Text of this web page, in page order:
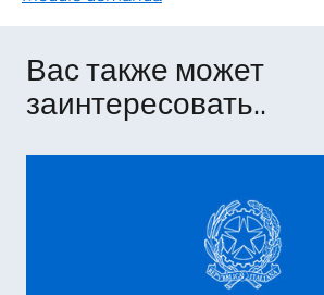
Вас также может
заинтересовать..